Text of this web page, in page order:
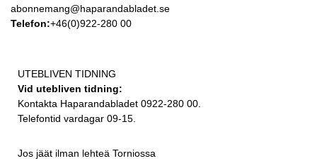
abonnemang@haparandabladet.se
Telefon:+46(0)922-280 00
UTEBLIVEN TIDNING
Vid utebliven tidning:
Kontakta Haparandabladet 0922-280 00.
Telefontid vardagar 09-15.
Jos jäät ilman lehteä Torniossa